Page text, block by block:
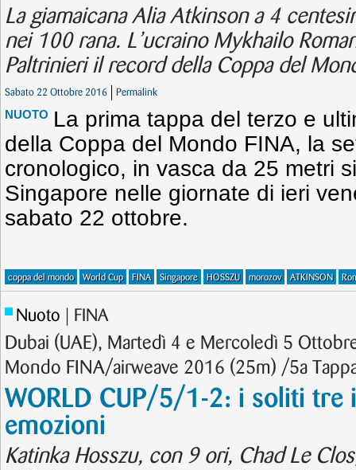
La giamaicana Alia Atkinson a 4
nei 100 rana. L’ucraino Mykhailo
Paltrinieri il record della Coppa del
Sabato 22 Ottobre 2016 Permalink
NUOTO La prima tappa del terzo e
della Coppa del Mondo FINA, la
cronologico, in vasca da 25 metri
Singapore nelle giornate di ieri
sabato 22 ottobre.
coppa del mondo World Cup FINA Singapore HOSSZU morozov ATKINSON
Nuoto | FINA
Dubai (UAE), Martedì 4 e Mercoledì 5
Mondo FINA/airweave 2016 (25m) /5a
WORLD CUP/5/1-2: i soliti tre
emozioni
Katinka Hosszu, con 9 ori, Chad Le